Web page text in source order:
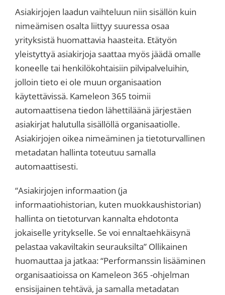
Asiakirjojen laadun vaihteluun niin sisällön kuin
nimeämisen osalta liittyy suuressa osaa
yrityksistä huomattavia haasteita. Etätyön
yleistyttyä asiakirjoja saattaa myös jäädä omalle
koneelle tai henkilökohtaisiin pilvipalveluihin,
jolloin tieto ei ole muun organisaation
käytettävissä. Kameleon 365 toimii
automaattisena tiedon lähettiläänä järjestäen
asiakirjat halutulla sisällöllä organisaatiolle.
Asiakirjojen oikea nimeäminen ja tietoturvallinen
metadatan hallinta toteutuu samalla
automaattisesti.
“Asiakirjojen informaation (ja
informaatiohistorian, kuten muokkaushistorian)
hallinta on tietoturvan kannalta ehdotonta
jokaiselle yritykselle. Se voi ennaltaehkäisynä
pelastaa vakaviltakin seurauksilta” Ollikainen
huomauttaa ja jatkaa: “Performanssin lisääminen
organisaatioissa on Kameleon 365 -ohjelman
ensisijainen tehtävä, ja samalla metadatan